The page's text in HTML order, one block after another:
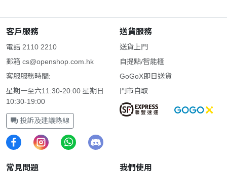
客戶服務
電話 2110 2210
郵箱 cs@openshop.com.hk
客服服務時間:
星期一至六11:30-20:00 星期日
10:30-19:00
投訴及建議熱線
送貨服務
送貨上門
自提點/智能櫃
GoGoX即日送貨
門市自取
常見問題 我們使用